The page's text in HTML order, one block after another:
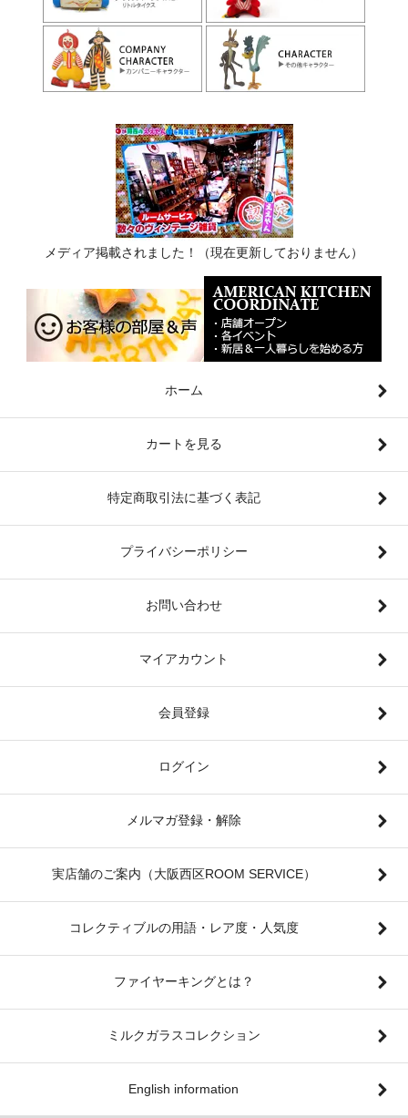
メディア掲載されました！（現在更新しておりません）
ホーム
カートを見る
特定商取引法に基づく表記
プライバシーポリシー
お問い合わせ
マイアカウント
会員登録
ログイン
メルマガ登録・解除
実店舗のご案内（大阪西区ROOM SERVICE）
コレクティブルの用語・レア度・人気度
ファイヤーキングとは？
ミルクガラスコレクション
English information